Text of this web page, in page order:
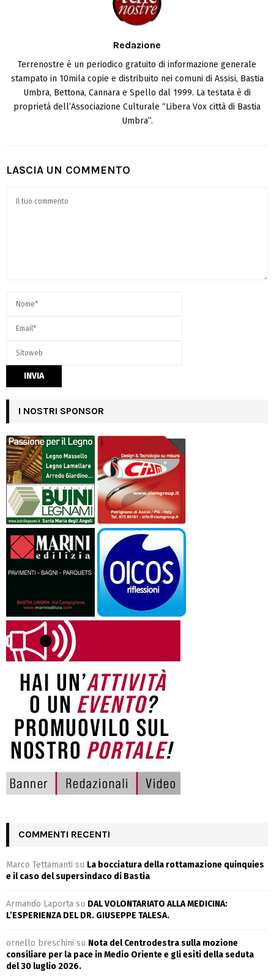
Redazione
Terrenostre è un periodico gratuito di informazione generale
stampato in 10mila copie e distribuito nei comuni di Assisi, Bastia
Umbra, Bettona, Cannara e Spello dal 1999. La testata è di
proprietà dell’Associazione Culturale “Libera Vox città di Bastia
Umbra”.
LASCIA UN COMMENTO
I NOSTRI SPONSOR
COMMENTI RECENTI
Marco Tettamanti su La bocciatura della rottamazione quinquies
e il caso del supersindaco di Bastia
Armando Laporta su DAL VOLONTARIATO ALLA MEDICINA:
L’ESPERIENZA DEL DR. GIUSEPPE TALESA.
ornello breschini su Nota del Centrodestra sulla mozione
consiliare per la pace in Medio Oriente e gli esiti della seduta
del 30 luglio 2026.